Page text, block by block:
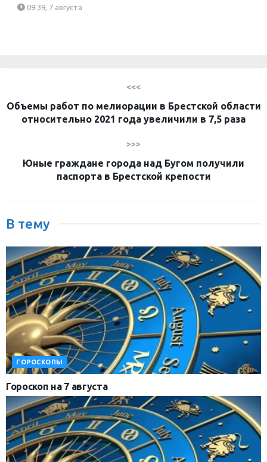
09:39, 7 августа
<<<
Объемы работ по мелиорации в Брестской области
относительно 2021 года увеличили в 7,5 раза
>>>
Юные граждане города над Бугом получили
паспорта в Брестской крепости
В тему
ГОРОСКОПЫ
Гороскоп на 7 августа